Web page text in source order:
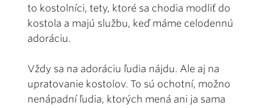
to kostolníci, tety, ktoré sa chodia modliť do
kostola a majú službu, keď máme celodennú
adoráciu.
Vždy sa na adoráciu ľudia nájdu. Ale aj na
upratovanie kostolov. To sú ochotní, možno
nenápadní ľudia, ktorých mená ani ja sama